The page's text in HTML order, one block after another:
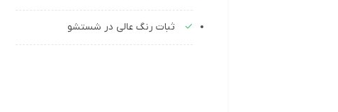
ثبات رنگ عالی در شستشو